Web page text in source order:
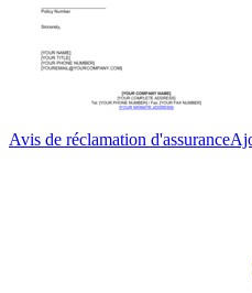
Avis de réclamation d'assurance